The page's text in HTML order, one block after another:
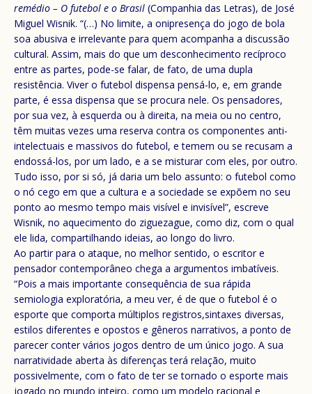
remédio – O futebol e o Brasil (Companhia das Letras), de José
Miguel Wisnik. “(…) No limite, a onipresença do jogo de bola
soa abusiva e irrelevante para quem acompanha a discussão
cultural. Assim, mais do que um desconhecimento recíproco
entre as partes, pode-se falar, de fato, de uma dupla
resistência. Viver o futebol dispensa pensá-lo, e, em grande
parte, é essa dispensa que se procura nele. Os pensadores,
por sua vez, à esquerda ou à direita, na meia ou no centro,
têm muitas vezes uma reserva contra os componentes anti-
intelectuais e massivos do futebol, e temem ou se recusam a
endossá-los, por um lado, e a se misturar com eles, por outro.
Tudo isso, por si só, já daria um belo assunto: o futebol como
o nó cego em que a cultura e a sociedade se expõem no seu
ponto ao mesmo tempo mais visível e invisível”, escreve
Wisnik, no aquecimento do ziguezague, como diz, com o qual
ele lida, compartilhando ideias, ao longo do livro.
Ao partir para o ataque, no melhor sentido, o escritor e
pensador contemporâneo chega a argumentos imbatíveis.
“Pois a mais importante consequência de sua rápida
semiologia exploratória, a meu ver, é de que o futebol é o
esporte que comporta múltiplos registros,sintaxes diversas,
estilos diferentes e opostos e gêneros narrativos, a ponto de
parecer conter vários jogos dentro de um único jogo. A sua
narratividade aberta às diferenças terá relação, muito
possivelmente, com o fato de ter se tornado o esporte mais
jogado no mundo inteiro, como um modelo racional e